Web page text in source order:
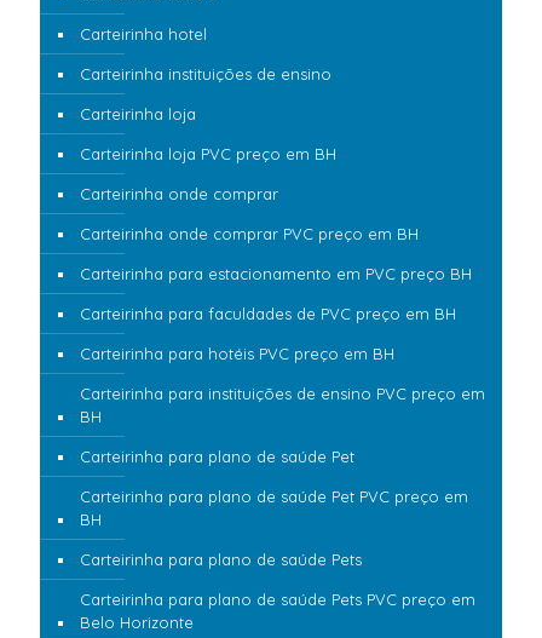
Carteirinha hotel
Carteirinha instituições de ensino
Carteirinha loja
Carteirinha loja PVC preço em BH
Carteirinha onde comprar
Carteirinha onde comprar PVC preço em BH
Carteirinha para estacionamento em PVC preço BH
Carteirinha para faculdades de PVC preço em BH
Carteirinha para hotéis PVC preço em BH
Carteirinha para instituições de ensino PVC preço em
BH
Carteirinha para plano de saúde Pet
Carteirinha para plano de saúde Pet PVC preço em
BH
Carteirinha para plano de saúde Pets
Carteirinha para plano de saúde Pets PVC preço em
Belo Horizonte